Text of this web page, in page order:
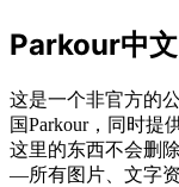
Parkour中
这是一个非官方的
国Parkour，同时提
这里的东西不会删
—所有图片、文字